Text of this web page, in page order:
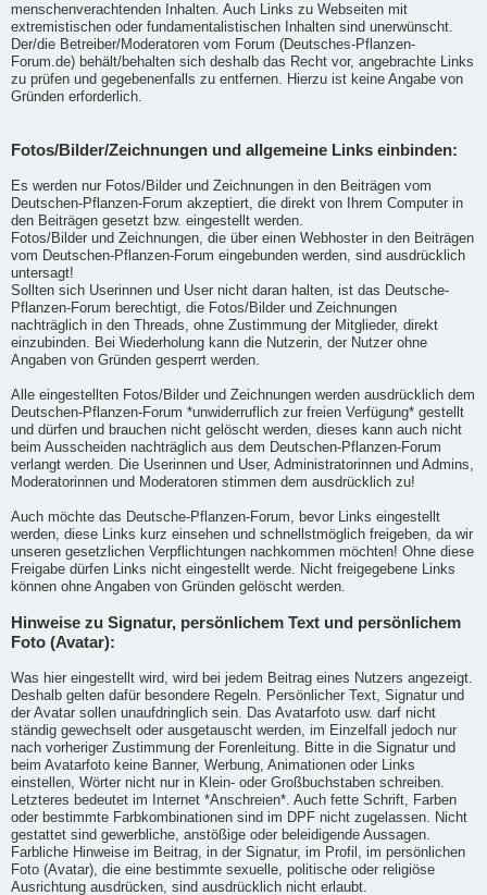
menschenverachtenden Inhalten. Auch Links zu Webseiten mit
extremistischen oder fundamentalistischen Inhalten sind unerwünscht.
Der/die Betreiber/Moderatoren vom Forum (Deutsches-Pflanzen-
Forum.de) behält/behalten sich deshalb das Recht vor, angebrachte Links
zu prüfen und gegebenenfalls zu entfernen. Hierzu ist keine Angabe von
Gründen erforderlich.
Fotos/Bilder/Zeichnungen und allgemeine Links einbinden:
Es werden nur Fotos/Bilder und Zeichnungen in den Beiträgen vom
Deutschen-Pflanzen-Forum akzeptiert, die direkt von Ihrem Computer in
den Beiträgen gesetzt bzw. eingestellt werden.
Fotos/Bilder und Zeichnungen, die über einen Webhoster in den Beiträgen
vom Deutschen-Pflanzen-Forum eingebunden werden, sind ausdrücklich
untersagt!
Sollten sich Userinnen und User nicht daran halten, ist das Deutsche-
Pflanzen-Forum berechtigt, die Fotos/Bilder und Zeichnungen
nachträglich in den Threads, ohne Zustimmung der Mitglieder, direkt
einzubinden. Bei Wiederholung kann die Nutzerin, der Nutzer ohne
Angaben von Gründen gesperrt werden.
Alle eingestellten Fotos/Bilder und Zeichnungen werden ausdrücklich dem
Deutschen-Pflanzen-Forum *unwiderruflich zur freien Verfügung* gestellt
und dürfen und brauchen nicht gelöscht werden, dieses kann auch nicht
beim Ausscheiden nachträglich aus dem Deutschen-Pflanzen-Forum
verlangt werden. Die Userinnen und User, Administratorinnen und Admins,
Moderatorinnen und Moderatoren stimmen dem ausdrücklich zu!
Auch möchte das Deutsche-Pflanzen-Forum, bevor Links eingestellt
werden, diese Links kurz einsehen und schnellstmöglich freigeben, da wir
unseren gesetzlichen Verpflichtungen nachkommen möchten! Ohne diese
Freigabe dürfen Links nicht eingestellt werde. Nicht freigegebene Links
können ohne Angaben von Gründen gelöscht werden.
Hinweise zu Signatur, persönlichem Text und persönlichem
Foto (Avatar):
Was hier eingestellt wird, wird bei jedem Beitrag eines Nutzers angezeigt.
Deshalb gelten dafür besondere Regeln. Persönlicher Text, Signatur und
der Avatar sollen unaufdringlich sein. Das Avatarfoto usw. darf nicht
ständig gewechselt oder ausgetauscht werden, im Einzelfall jedoch nur
nach vorheriger Zustimmung der Forenleitung. Bitte in die Signatur und
beim Avatarfoto keine Banner, Werbung, Animationen oder Links
einstellen, Wörter nicht nur in Klein- oder Großbuchstaben schreiben.
Letzteres bedeutet im Internet *Anschreien*. Auch fette Schrift, Farben
oder bestimmte Farbkombinationen sind im DPF nicht zugelassen. Nicht
gestattet sind gewerbliche, anstößige oder beleidigende Aussagen.
Farbliche Hinweise im Beitrag, in der Signatur, im Profil, im persönlichen
Foto (Avatar), die eine bestimmte sexuelle, politische oder religiöse
Ausrichtung ausdrücken, sind ausdrücklich nicht erlaubt.